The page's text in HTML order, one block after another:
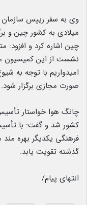
میلادی به کشور چین و
چین اشاره کرد و افزود:
نشست از این کمیسیون
امیدواریم با توجه به
صورت مجازی برگزار شود.
چانگ هوا خواستار
کشور شد و گفت: با
فرهنگی یکدیگر بهره
گذشته تقویت یابد.
انتهای پیام/